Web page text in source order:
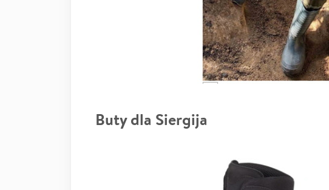
Buty dla Siergija